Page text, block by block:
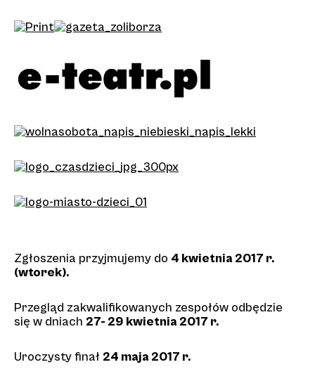
Zgłoszenia przyjmujemy do 4 kwietnia 2017 r.
(wtorek).
Przegląd zakwalifikowanych zespołów odbędzie
się w dniach 27- 29 kwietnia 2017 r.
Uroczysty finał 24 maja 2017 r.